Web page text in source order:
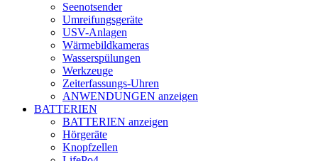
Seenotsender
Umreifungsgeräte
USV-Anlagen
Wärmebildkameras
Wasserspülungen
Werkzeuge
Zeiterfassungs-Uhren
ANWENDUNGEN anzeigen
BATTERIEN
BATTERIEN anzeigen
Hörgeräte
Knopfzellen